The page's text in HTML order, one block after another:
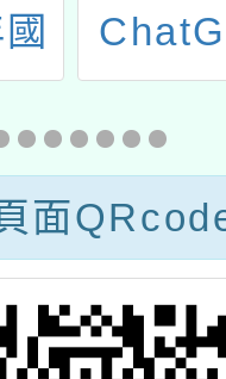
」
應用
面